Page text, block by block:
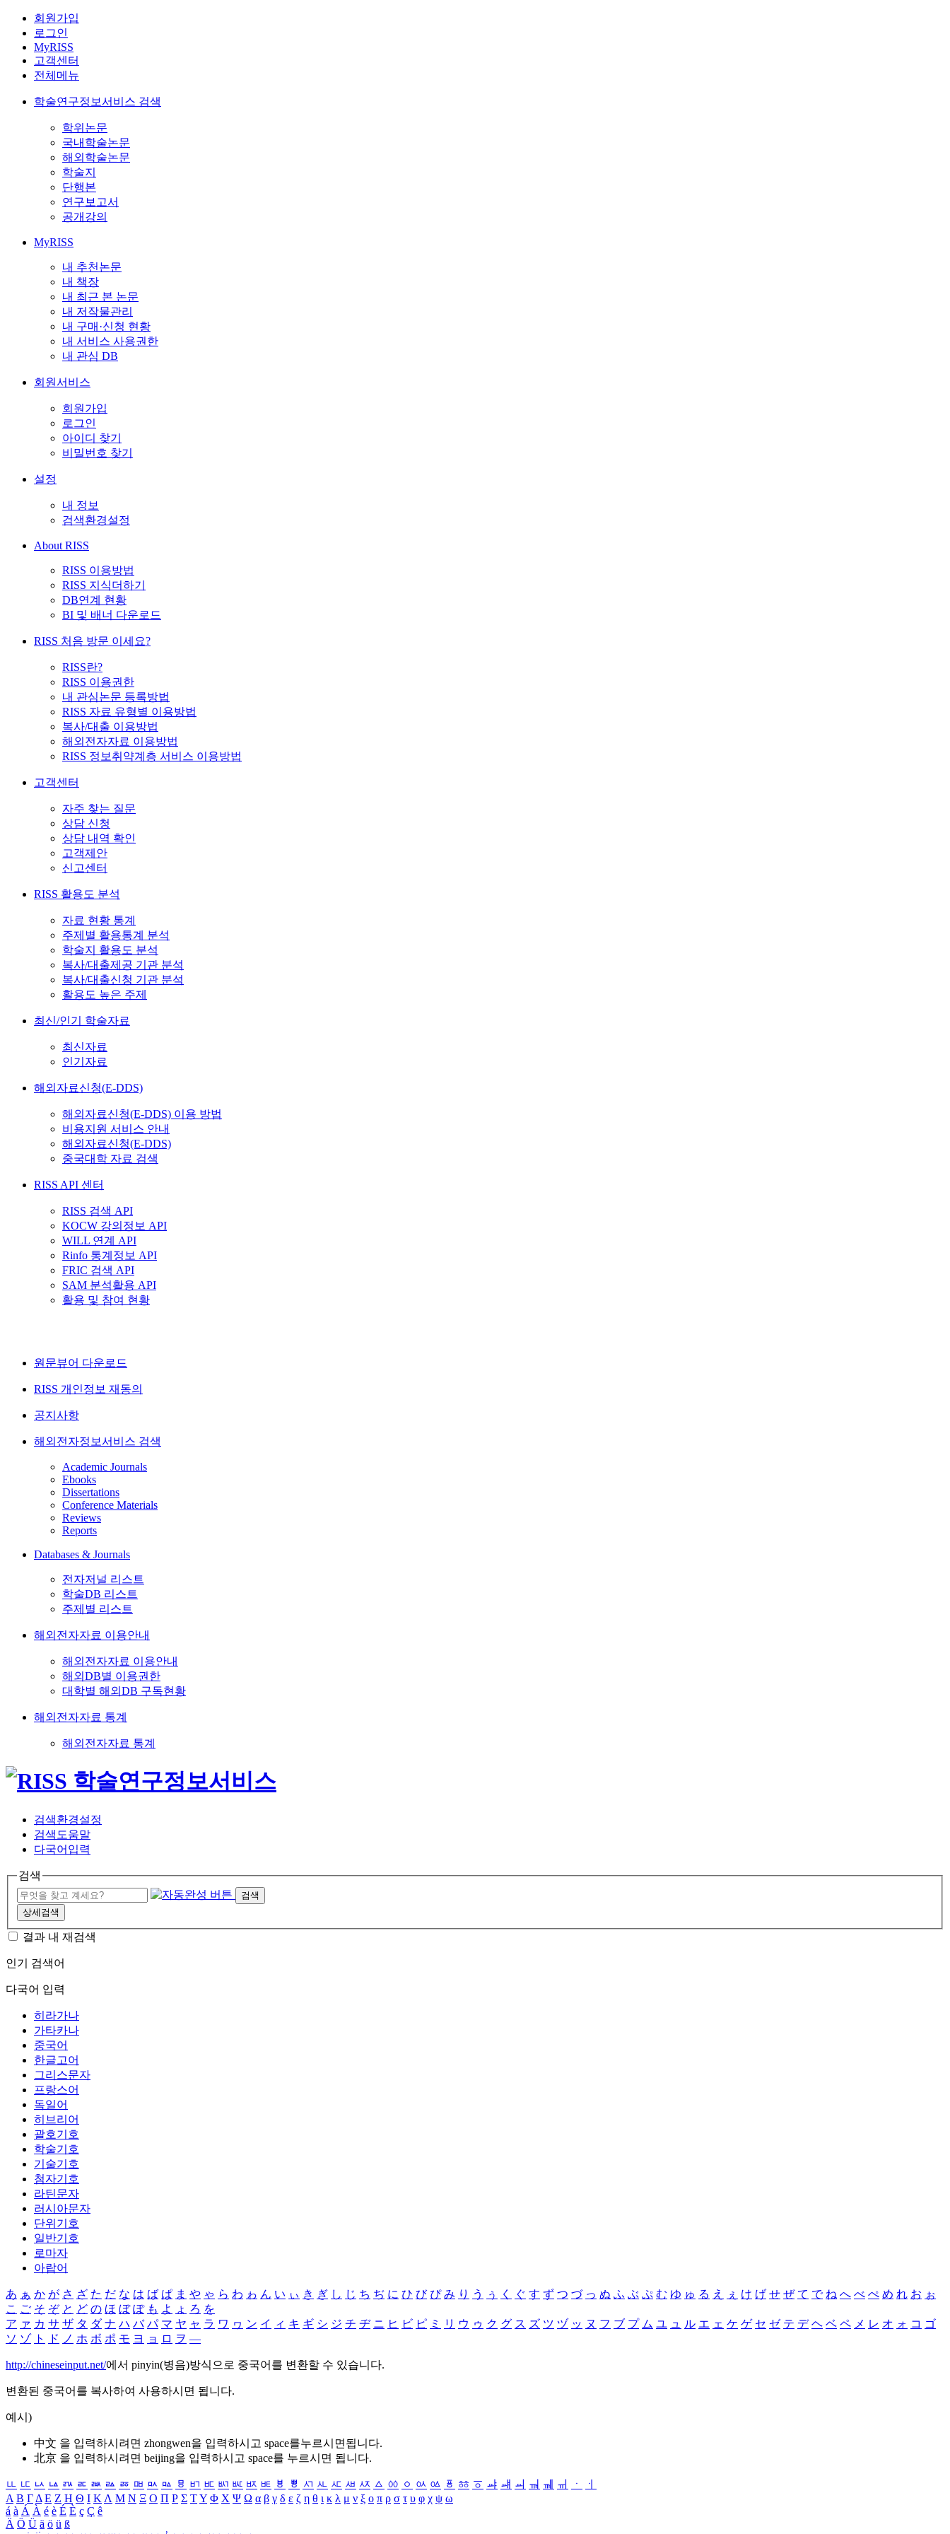
회원가입
로그인
MyRISS
고객센터
전체메뉴
학술연구정보서비스 검색
학위논문
국내학술논문
해외학술논문
학술지
단행본
연구보고서
공개강의
MyRISS
내 추천논문
내 책장
내 최근 본 논문
내 저작물관리
내 구매·신청 현황
내 서비스 사용권한
내 관심 DB
회원서비스
회원가입
로그인
아이디 찾기
비밀번호 찾기
설정
내 정보
검색환경설정
About RISS
RISS 이용방법
RISS 지식더하기
DB연계 현황
BI 및 배너 다운로드
RISS 처음 방문 이세요?
RISS란?
RISS 이용권한
내 관심논문 등록방법
RISS 자료 유형별 이용방법
복사/대출 이용방법
해외전자자료 이용방법
RISS 정보취약계층 서비스 이용방법
고객센터
자주 찾는 질문
상담 신청
상담 내역 확인
고객제안
신고센터
RISS 활용도 분석
자료 현황 통계
주제별 활용통계 분석
학술지 활용도 분석
복사/대출제공 기관 분석
복사/대출신청 기관 분석
활용도 높은 주제
최신/인기 학술자료
최신자료
인기자료
해외자료신청(E-DDS)
해외자료신청(E-DDS) 이용 방법
비용지원 서비스 안내
해외자료신청(E-DDS)
중국대학 자료 검색
RISS API 센터
RISS 검색 API
KOCW 강의정보 API
WILL 연계 API
Rinfo 통계정보 API
FRIC 검색 API
SAM 분석활용 API
활용 및 참여 현황
원문뷰어 다운로드
RISS 개인정보 재동의
공지사항
해외전자정보서비스 검색
Academic Journals
Ebooks
Dissertations
Conference Materials
Reviews
Reports
Databases & Journals
전자저널 리스트
학술DB 리스트
주제별 리스트
해외전자자료 이용안내
해외전자자료 이용안내
해외DB별 이용권한
대학별 해외DB 구독현황
해외전자자료 통계
해외전자자료 통계
검색환경설정
검색도움말
다국어입력
검색
검색
상세검색
결과 내 재검색
인기 검색어
다국어 입력
히라가나
가타카나
중국어
한글고어
그리스문자
프랑스어
독일어
히브리어
괄호기호
학술기호
기술기호
첨자기호
라틴문자
러시아문자
단위기호
일반기호
로마자
아랍어
あ ぁ か が さ ざ た だ な は ば ぱ ま や ゃ ら わ ゎ ん い ぃ き ぎ し じ ち ぢ に ひ び ぴ み り う ぅ く ぐ す ず つ づ っ ぬ ふ ぶ ぷ む ゆ ゅ る え ぇ け げ せ ぜ て で ね へ べ ぺ め れ お ぉ
こ ご そ ぞ と ど の ほ ぼ ぽ も よ ょ ろ を
ア ァ カ サ ザ タ ダ ナ ハ バ パ マ ヤ ャ ラ ワ ヮ ン イ ィ キ ギ シ ジ チ ヂ ニ ヒ ビ ピ ミ リ ウ ゥ ク グ ス ズ ツ ヅ ッ ヌ フ ブ プ ム ユ ュ ル エ ェ ケ ゲ セ ゼ テ デ ヘ ベ ペ メ レ オ ォ コ ゴ
ソ ゾ ト ド ノ ホ ボ ポ モ ヨ ョ ロ ヲ ―
http://chineseinput.net/에서 pinyin(병음)방식으로 중국어를 변환할 수 있습니다.
변환된 중국어를 복사하여 사용하시면 됩니다.
예시)
中文 을 입력하시려면 zhongwen을 입력하시고 space를누르시면됩니다.
北京 을 입력하시려면 beijing을 입력하시고 space를 누르시면 됩니다.
ㅥ ㅦ ㅧ ㅨ ㅩ ㅪ ㅫ ㅬ ㅭ ㅮ ㅯ ㅰ ㅱ ㅲ ㅳ ㅴ ㅵ ㅶ ㅷ ㅸ ㅹ ㅺ ㅻ ㅼ ㅽ ㅾ ㅿ ㆀ ㆁ ㆂ ㆃ ㆄ ㆅ ㆆ ㆇ ㆈ ㆉ ㆊ ㆋ ㆌ ㆍ
ㆎ
Α Β ΓΔ Ε Ζ Η Θ Ι ΚΛ Μ Ν Ξ Ο Π Ρ Σ ΤΥ Φ Χ Ψ Ω α β γ δ ε ζ η θ ι κ λ μ ν ξ ο π ρ σ τ υ φ χ ψ ω
á à Á À é è É È ç Ç ê
Ä Ö Ü ä ö ü ß